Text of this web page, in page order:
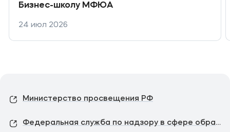
Бизнес-школу МФЮА
24 июл 2026
Министерство просвещения РФ
Федеральная служба по надзору в сфере образования и науки